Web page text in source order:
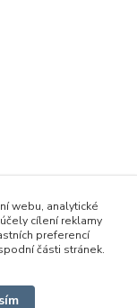
webu, analytické
cílení reklamy
preferencí
části stránek.